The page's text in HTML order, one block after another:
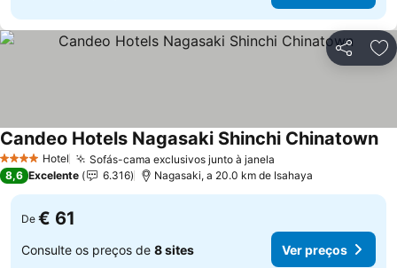
Partilhar
4 EstrelasHotel Sofás-cama exclusivos junto à janela
Candeo Hotels Nagasaki Shinchi Chinatown
8,6 Excelente 6.316 Nagasaki, a 20.0 km de Isahaya
De € 61
Consulte os preços de 8 sites Ver preços